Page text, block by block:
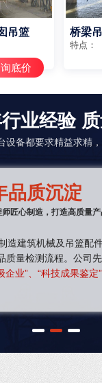
吊篮
询底价
桥梁
特点：
业经验
设备都要求精益求精
品质沉淀
匠心制造，打造高质量产
造建筑机械及吊篮配
质量检测流程。公司
企业”、“科技成果鉴定
1 2 3